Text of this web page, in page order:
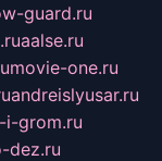
guard.ru
aalse.ru
movie-one.ru
andreislyusar.ru
grom.ru
dez.ru